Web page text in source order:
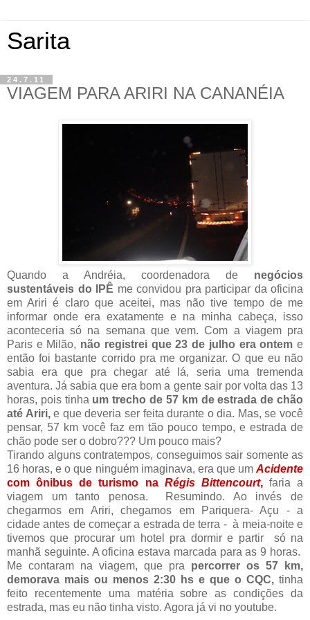
Sarita
24.7.11
VIAGEM PARA ARIRI NA CANANÉIA
Quando a Andréia, coordenadora de negócios
sustentáveis do
IPÊ me convidou pra participar da oficina
em Ariri é claro que aceitei, mas não tive tempo de me
informar onde era exatamente e na minha cabeça, isso
aconteceria só na semana que vem. Com a viagem pra
Paris e Milão, não registrei que 23 de julho era ontem e
então foi bastante corrido pra me organizar. O que eu não
sabia era que pra chegar até lá, seria uma tremenda
aventura. Já sabia que era bom a gente sair por volta das 13
horas, pois tinha um trecho de 57 km de estrada de chão
até Ariri,e que deveria ser feita durante o dia. Mas, se você
pensar, 57 km você faz em tão pouco tempo, e estrada de
chão pode ser o dobro??? Um pouco mais?
Tirando alguns contratempos, conseguimos sair somente as
16 horas, e o que ninguém imaginava, era que um Acidente
com ônibus de turismo na Régis Bittencourt,faria a
viagem um tanto penosa. Resumindo. Ao invés de
chegarmos em Ariri, chegamos em Pariquera- Açu - a
cidade antes de começar a estrada de terra - à meia-noite e
tivemos que procurar um hotel pra dormir e partir só na
manhã seguinte. A oficina estava marcada para as 9 horas.
Me contaram na viagem, que pra percorrer os 57 km,
demorava mais ou menos 2:30 hs e que o CQC, tinha
feito recentemente uma matéria sobre as condições da
estrada, mas eu não tinha visto. Agora já vi no youtube.